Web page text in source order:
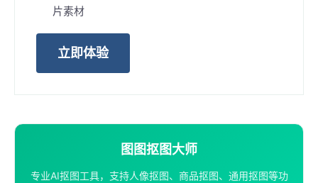
片素材
立即体验
图图抠图大师
专业AI抠图工具，支持人像抠图、商品抠图、通用抠图等功